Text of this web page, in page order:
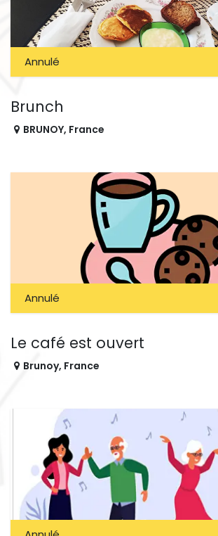
Annulé
Brunch
BRUNOY, France
Annulé
Le café est ouvert
Brunoy, France